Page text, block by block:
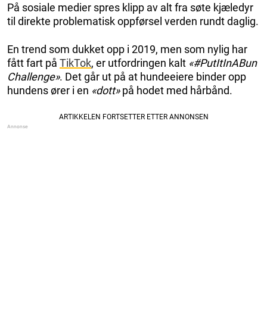
På sosiale medier spres klipp av alt fra søte kjæledyr
til direkte problematisk oppførsel verden rundt daglig.
En trend som dukket opp i 2019, men som nylig har
fått fart på TikTok, er utfordringen kalt «#PutItInABun
Challenge». Det går ut på at hundeeiere binder opp
hundens ører i en «dott»på hodet med hårbånd.